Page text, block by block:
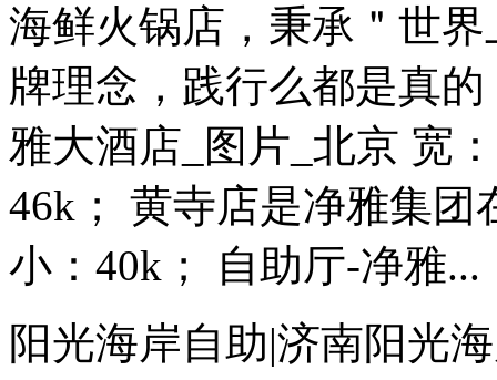
海鲜火锅店，秉承＂世
牌理念，践行么都是真
雅大酒店_图片_北京 宽
46k； 黄寺店是净雅集团
小：40k； 自助厅-净雅...
阳光海岸自助|济南阳光